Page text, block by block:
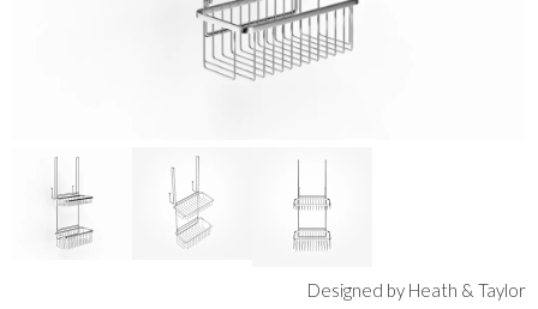
Designed by Heath & Taylor